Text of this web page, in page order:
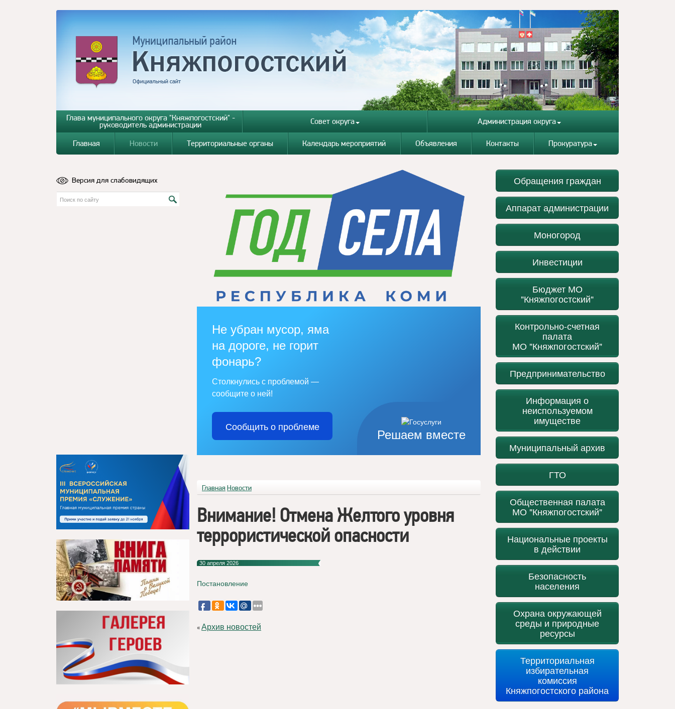
Глава муниципального округа "Княжпогостский" -
руководитель администрации Совет округа Администрация округа
Главная Новости Территориальные органы Календарь мероприятий Объявления Контакты Прокуратура
Версия для слабовидящих
Решаем вместе
Не убран мусор, яма
на дороге, не горит
фонарь?
Столкнулись с проблемой —
сообщите о ней!
Сообщить о проблеме
Главная Новости
Внимание! Отмена Желтого уровня
террористической опасности
30 апреля 2026
Постановление
«Архив новостей
Обращения граждан
Аппарат администрации
Моногород
Инвестиции
Бюджет МО
"Княжпогостский"
Контрольно-счетная
палата
МО "Княжпогостский"
Предпринимательство
Информация о
неиспользуемом
имуществе
Муниципальный архив
ГТО
Общественная палата
МО "Княжпогостский"
Национальные проекты
в действии
Безопасность
населения
Охрана окружающей
среды и природные
ресурсы
Территориальная
избирательная
комиссия
Княжпогостского района